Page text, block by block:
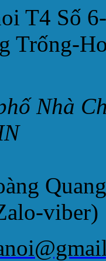
T4 Số
Trống-
Nhà
viber)